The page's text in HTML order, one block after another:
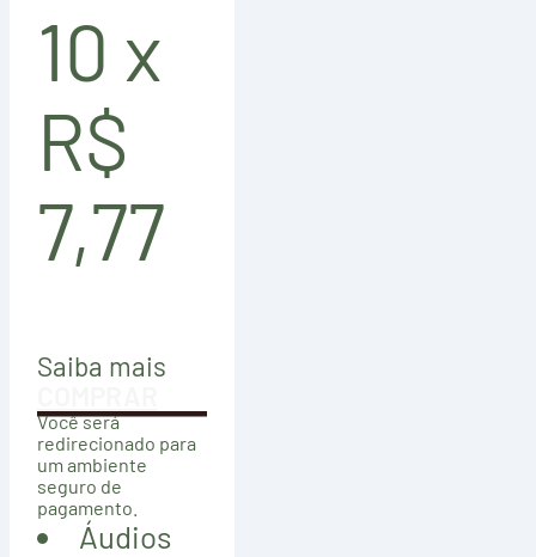
10 x
R$
7,77
Saiba mais
Você será
redirecionado para
um ambiente
seguro de
pagamento.
Áudios